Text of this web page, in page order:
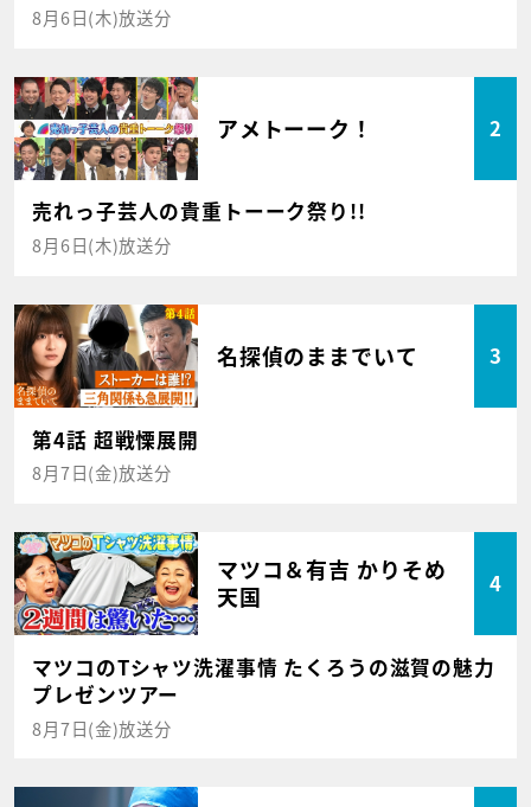
8月6日(木)放送分
アメトーーク！ 2
売れっ子芸人の貴重トーーク祭り!!
8月6日(木)放送分
名探偵のままでいて 3
第4話 超戦慄展開
8月7日(金)放送分
マツコ＆有吉 かりそめ
天国
4
マツコのTシャツ洗濯事情 たくろうの滋賀の魅力
プレゼンツアー
8月7日(金)放送分